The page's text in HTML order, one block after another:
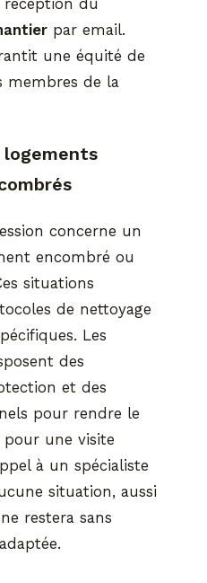
réception du
par email.
une équité de
membres de la
logements
concerne un
encombré ou
situations
de nettoyage
Les
des
et des
pour rendre le
une visite
à un spécialiste
situation, aussi
restera sans
adaptée.